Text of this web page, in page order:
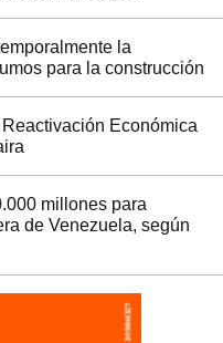
la
para la construcción
Económica
millones para
de Venezuela, según